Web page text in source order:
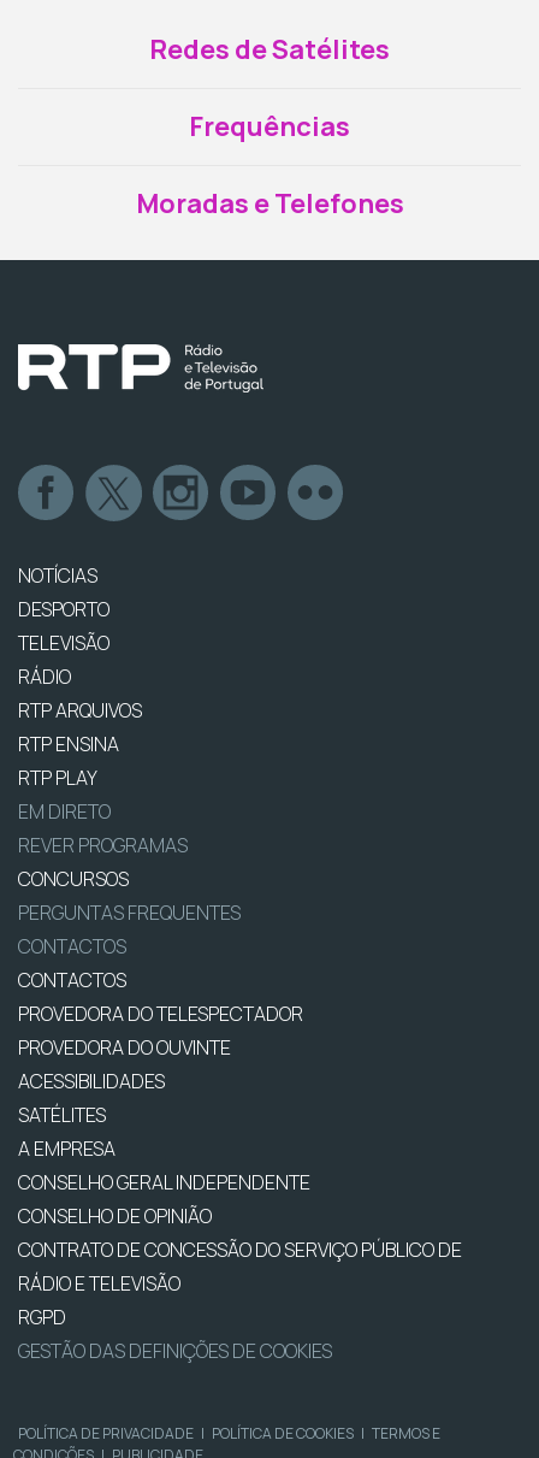
Redes de Satélites
Frequências
Moradas e Telefones
NOTÍCIAS
DESPORTO
TELEVISÃO
RÁDIO
RTP ARQUIVOS
RTP ENSINA
RTP PLAY
EM DIRETO
REVER PROGRAMAS
CONCURSOS
PERGUNTAS FREQUENTES
CONTACTOS
CONTACTOS
PROVEDORA DO TELESPECTADOR
PROVEDORA DO OUVINTE
ACESSIBILIDADES
SATÉLITES
A EMPRESA
CONSELHO GERAL INDEPENDENTE
CONSELHO DE OPINIÃO
CONTRATO DE CONCESSÃO DO SERVIÇO PÚBLICO DE
RÁDIO E TELEVISÃO
RGPD
GESTÃO DAS DEFINIÇÕES DE COOKIES
POLÍTICA DE PRIVACIDADE | POLÍTICA DE COOKIES | TERMOS E